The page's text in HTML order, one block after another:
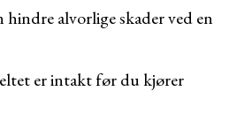
alvorlige skader ved en
er intakt før du kjører